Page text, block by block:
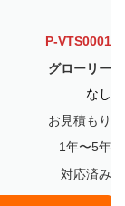
P-VTS0001
グローリー
なし
お見積もり
1年〜5年
対応済み